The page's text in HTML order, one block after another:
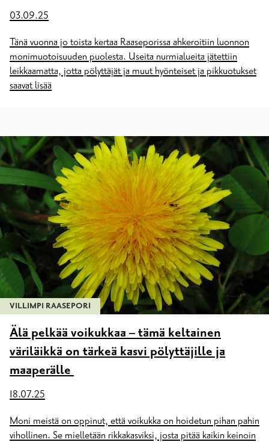
03.09.25
Tänä vuonna jo toista kertaa Raaseporissa ahkeroitiin luonnon
monimuotoisuuden puolesta. Useita nurmialueita jätettiin
leikkaamatta, jotta pölyttäjät ja muut hyönteiset ja pikkuotukset
saavat lisää
VILLIMPI RAASEPORI
Älä pelkää voikukkaa – tämä keltainen
väriläikkä on tärkeä kasvi pölyttäjille ja
maaperälle
18.07.25
Moni meistä on oppinut, että voikukka on hoidetun pihan pahin
vihollinen. Se mielletään rikkakasviksi, josta pitää kaikin keinoin